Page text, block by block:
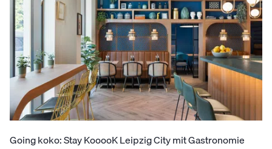
Going koko: Stay KooooK Leipzig City mit Gastronomie